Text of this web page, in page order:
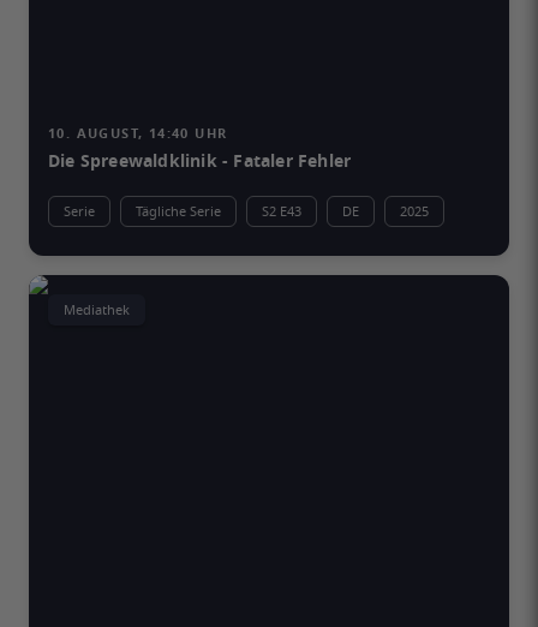
10. AUGUST, 14:40 UHR
Die Spreewaldklinik - Fataler Fehler
Serie Tägliche Serie S2 E43 DE 2025
Mediathek